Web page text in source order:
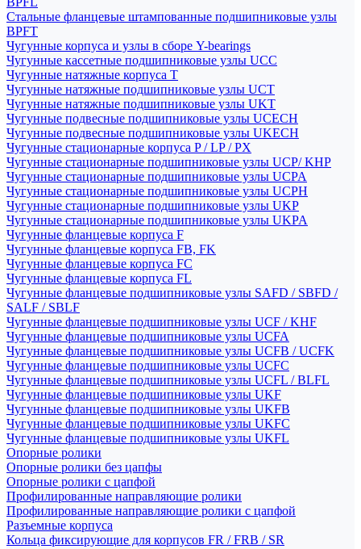
Стальные фланцевые штампованные подшипниковые узлы
BPFT
Чугунные корпуса и узлы в сборе Y-bearings
Чугунные кассетные подшипниковые узлы UCC
Чугунные натяжные корпуса T
Чугунные натяжные подшипниковые узлы UCT
Чугунные натяжные подшипниковые узлы UKT
Чугунные подвесные подшипниковые узлы UCECH
Чугунные подвесные подшипниковые узлы UKECH
Чугунные стационарные корпуса P / LP / PX
Чугунные стационарные подшипниковые узлы UCP/ KHP
Чугунные стационарные подшипниковые узлы UCPA
Чугунные стационарные подшипниковые узлы UCPH
Чугунные стационарные подшипниковые узлы UKP
Чугунные стационарные подшипниковые узлы UKPA
Чугунные фланцевые корпуса F
Чугунные фланцевые корпуса FB, FK
Чугунные фланцевые корпуса FC
Чугунные фланцевые корпуса FL
Чугунные фланцевые подшипниковые узлы SAFD / SBFD /
SALF / SBLF
Чугунные фланцевые подшипниковые узлы UCF / KHF
Чугунные фланцевые подшипниковые узлы UCFA
Чугунные фланцевые подшипниковые узлы UCFB / UCFK
Чугунные фланцевые подшипниковые узлы UCFC
Чугунные фланцевые подшипниковые узлы UCFL / BLFL
Чугунные фланцевые подшипниковые узлы UKF
Чугунные фланцевые подшипниковые узлы UKFB
Чугунные фланцевые подшипниковые узлы UKFC
Чугунные фланцевые подшипниковые узлы UKFL
Опорные ролики
Опорные ролики без цапфы
Опорные ролики с цапфой
Профилированные направляющие ролики
Профилированные направляющие ролики с цапфой
Разъемные корпуса
Кольца фиксирующие для корпусов FR / FRB / SR